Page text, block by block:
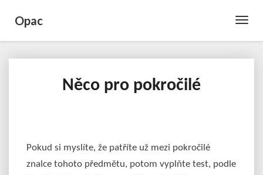
Toggle
Opac
Něco
pro
Něco pro pokročilé
Pokud si myslíte, že patříte už mezi pokročilé
znalce tohoto předmětu, potom vyplňte test, podle